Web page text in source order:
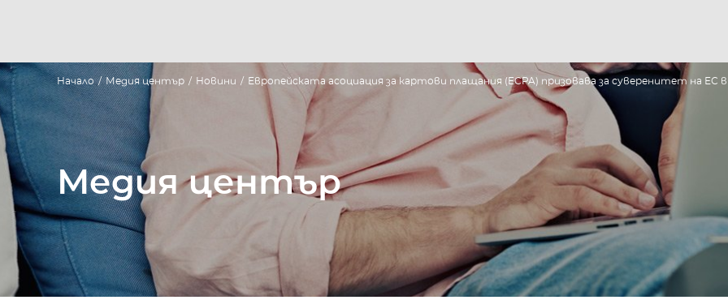
Начало / Медия център / Новини / Европейската асоциация за картови плащания (ECPA) призовава за суверенитет на
Медия център